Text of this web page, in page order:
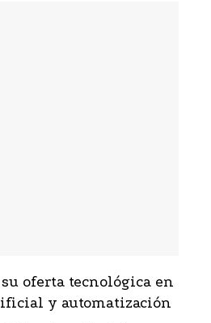
oferta tecnológica en
y automatización